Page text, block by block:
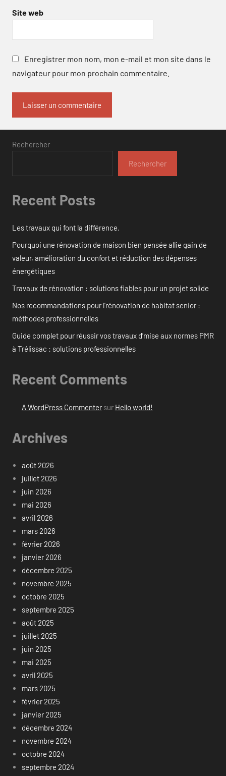
Site web
Enregistrer mon nom, mon e-mail et mon site dans le
navigateur pour mon prochain commentaire.
Rechercher
Rechercher
Recent Posts
Les travaux qui font la différence.
Pourquoi une rénovation de maison bien pensée allie gain de
valeur, amélioration du confort et réduction des dépenses
énergétiques
Travaux de rénovation : solutions fiables pour un projet solide
Nos recommandations pour l’rénovation de habitat senior :
méthodes professionnelles
Guide complet pour réussir vos travaux d’mise aux normes PMR
à Trélissac : solutions professionnelles
Recent Comments
A WordPress Commentersur Hello world!
Archives
août 2026
juillet 2026
juin 2026
mai 2026
avril 2026
mars 2026
février 2026
janvier 2026
décembre 2025
novembre 2025
octobre 2025
septembre 2025
août 2025
juillet 2025
juin 2025
mai 2025
avril 2025
mars 2025
février 2025
janvier 2025
décembre 2024
novembre 2024
octobre 2024
septembre 2024